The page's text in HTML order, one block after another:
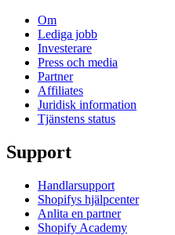
Om
Lediga jobb
Investerare
Press och media
Partner
Affiliates
Juridisk information
Tjänstens status
Support
Handlarsupport
Shopifys hjälpcenter
Anlita en partner
Shopify Academy